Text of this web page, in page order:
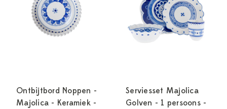
Ontbijtbord Noppen -
Majolica - Keramiek -
Serviesset Majolica
Golven - 1 persoons -